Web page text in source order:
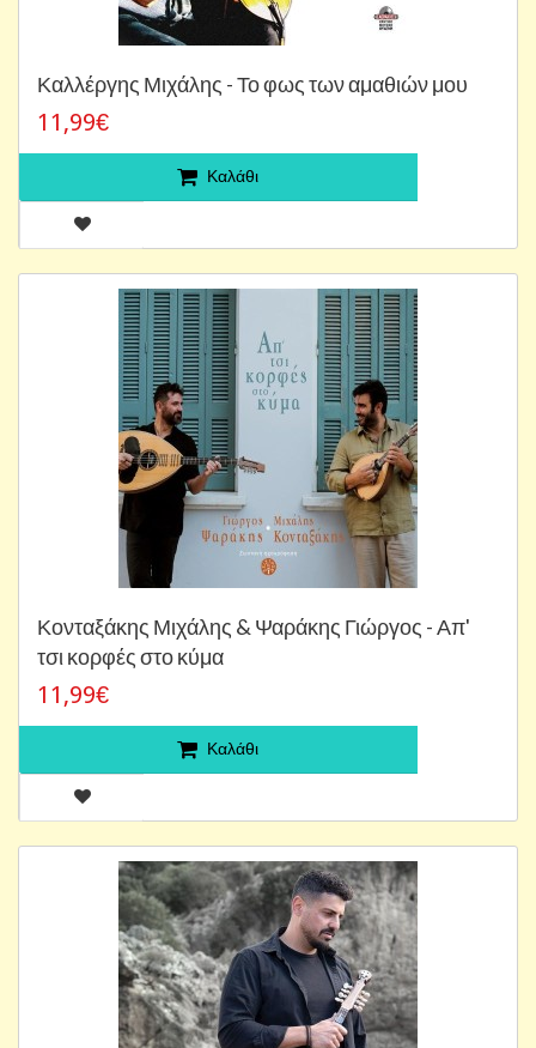
Καλλέργης Μιχάλης - Το φως των αμαθιών μου
11,99€
Καλάθι
Κονταξάκης Μιχάλης & Ψαράκης Γιώργος - Απ'
τσι κορφές στο κύμα
11,99€
Καλάθι